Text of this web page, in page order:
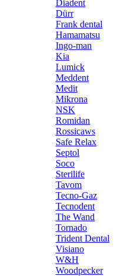
Diadent
Dürr
Frank dental
Hamamatsu
Ingo-man
Kia
Lumick
Meddent
Medit
Mikrona
NSK
Romidan
Rossicaws
Safe Relax
Septol
Soco
Sterilife
Tavom
Tecno-Gaz
Tecnodent
The Wand
Tornado
Trident Dental
Visiano
W&H
Woodpecker